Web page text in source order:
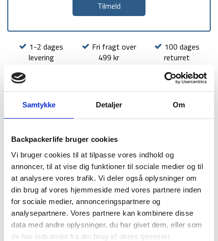
Samtykke Detaljer Om
Backpackerlife bruger cookies
Vi bruger cookies til at tilpasse vores indhold og
annoncer, til at vise dig funktioner til sociale medier og til
at analysere vores trafik. Vi deler også oplysninger om
din brug af vores hjemmeside med vores partnere inden
for sociale medier, annonceringspartnere og
analysepartnere. Vores partnere kan kombinere disse
data med andre oplysninger, du har givet dem, eller som
de har indsamlet fra din brug af deres tjenester.
1-2 dages
levering
Fri fragt over
499 kr
100 dages
returret
Denne Sea to Summit Evac dry bag holder alt dit udstyr tørt.
Med denne dry bag kan du komprimere luften ud af posen når
den er lukket, hvilket giver dig mere plads i rygsækken. Pak
dine genstande ned i Evac dry bag og rul herefter lukningen
ned. Klem derefter posen for at skubbe luften ud.
Evac dry bag har en kapacitet på 20 L, og er fremstillet af
70D genbugt nylon. Evac dry bag er desuden bluesign
certificeret, dvs. at omtanke for miljøet er tænkt ind i